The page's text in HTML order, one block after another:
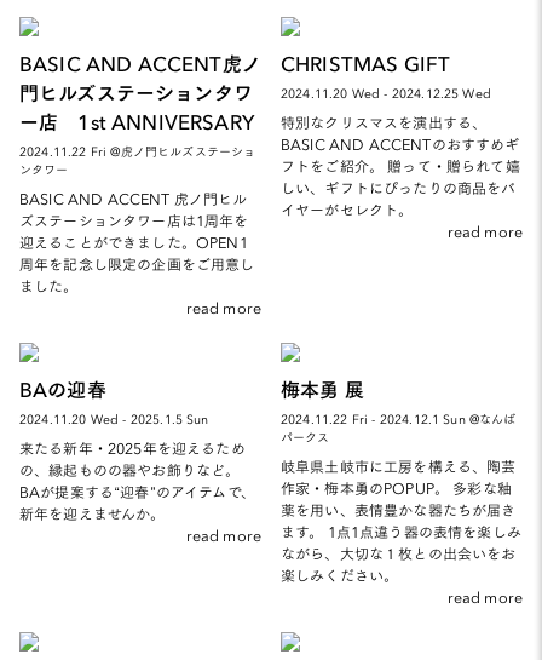
BASIC AND ACCENT虎ノ
門ヒルズステーションタワ
ー店 1st ANNIVERSARY
2024.11.22 Fri @虎ノ門ヒルズステーショ
ンタワー
BASIC AND ACCENT 虎ノ門ヒル
ズステーションタワー店は1周年を
迎えることができました。OPEN1
周年を記念し限定の企画をご用意し
ました。
read more
CHRISTMAS GIFT
2024.11.20 Wed - 2024.12.25 Wed
特別なクリスマスを演出する、
BASIC AND ACCENTのおすすめギ
フトをご紹介。 贈って・贈られて嬉
しい、ギフトにぴったりの商品をバ
イヤーがセレクト。
read more
BAの迎春
2024.11.20 Wed - 2025.1.5 Sun
来たる新年・2025年を迎えるため
の、縁起ものの器やお飾りなど。
BAが提案する“迎春”のアイテムで、
新年を迎えませんか。
read more
梅本勇 展
2024.11.22 Fri - 2024.12.1 Sun @なんば
パークス
岐阜県土岐市に工房を構える、陶芸
作家・梅本勇のPOPUP。 多彩な釉
薬を用い、表情豊かな器たちが届き
ます。 1点1点違う器の表情を楽しみ
ながら、大切な１枚との出会いをお
楽しみください。
read more